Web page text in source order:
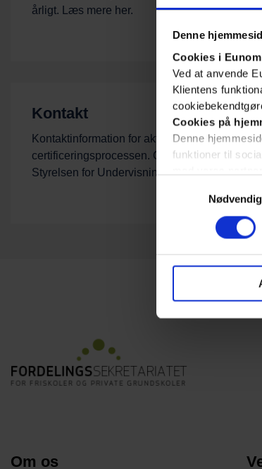
Denne
Cookies i
Ved at anvende
Klientens
Cookies på
Denne
funktioner til
Nødvendig
årligt. Læs mere her.
Kontakt
Kontaktinformation for aktørerne i
certificeringsprocessen.
Styrelsen for Undervisning og Kvalitet.
Om os